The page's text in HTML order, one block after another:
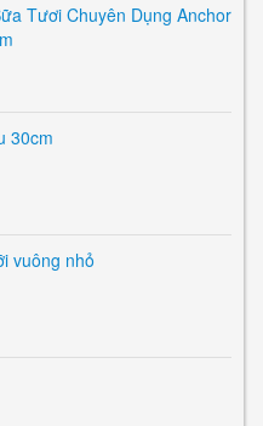
Tươi Chuyên Dụng Anchor
30cm
vuông nhỏ